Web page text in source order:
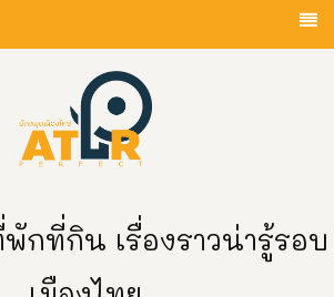
กที่กิน เรื่องราวน่ารู้รอบ